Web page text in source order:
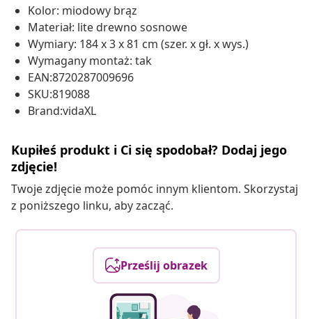
Kolor: miodowy brąz
Materiał: lite drewno sosnowe
Wymiary: 184 x 3 x 81 cm (szer. x gł. x wys.)
Wymagany montaż: tak
EAN:8720287009696
SKU:819088
Brand:vidaXL
Kupiłeś produkt i Ci się spodobał? Dodaj jego
zdjęcie!
Twoje zdjęcie może pomóc innym klientom. Skorzystaj
z poniższego linku, aby zacząć.
Prześlij obrazek